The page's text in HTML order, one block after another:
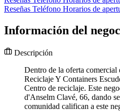
Reseñas Teléfono Horarios de
Información del
Descripción
Dentro de la oferta
Reciclaje Y Containers
Centro de reciclaje. Este
d'Anselm Clavé, 66, dando
comunidad califican a este